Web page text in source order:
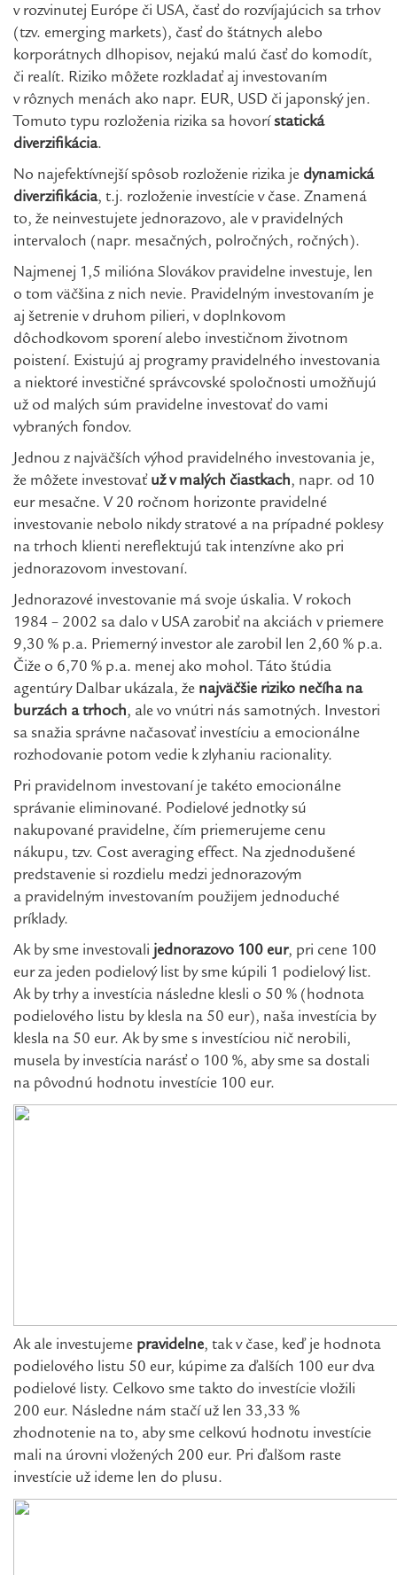
v rozvinutej Európe či USA, časť do rozvíjajúcich sa trhov
(tzv. emerging markets), časť do štátnych alebo
korporátnych dlhopisov, nejakú malú časť do komodít,
či realít. Riziko môžete rozkladať aj investovaním
v rôznych menách ako napr. EUR, USD či japonský jen.
Tomuto typu rozloženia rizika sa hovorí statická
diverzifikácia.
No najefektívnejší spôsob rozloženie rizika je dynamická
diverzifikácia, t.j. rozloženie investície v čase. Znamená
to, že neinvestujete jednorazovo, ale v pravidelných
intervaloch (napr. mesačných, polročných, ročných).
Najmenej 1,5 milióna Slovákov pravidelne investuje, len
o tom väčšina z nich nevie. Pravidelným investovaním je
aj šetrenie v druhom pilieri, v doplnkovom
dôchodkovom sporení alebo investičnom životnom
poistení. Existujú aj programy pravidelného investovania
a niektoré investičné správcovské spoločnosti umožňujú
už od malých súm pravidelne investovať do vami
vybraných fondov.
Jednou z najväčších výhod pravidelného investovania je,
že môžete investovať už v malých čiastkach, napr. od 10
eur mesačne. V 20 ročnom horizonte pravidelné
investovanie nebolo nikdy stratové a na prípadné poklesy
na trhoch klienti nereflektujú tak intenzívne ako pri
jednorazovom investovaní.
Jednorazové investovanie má svoje úskalia. V rokoch
1984 – 2002 sa dalo v USA zarobiť na akciách v priemere
9,30 % p.a. Priemerný investor ale zarobil len 2,60 % p.a.
Čiže o 6,70 % p.a. menej ako mohol. Táto štúdia
agentúry Dalbar ukázala, že najväčšie riziko nečíha na
burzách a trhoch, ale vo vnútri nás samotných. Investori
sa snažia správne načasovať investíciu a emocionálne
rozhodovanie potom vedie k zlyhaniu racionality.
Pri pravidelnom investovaní je takéto emocionálne
správanie eliminované. Podielové jednotky sú
nakupované pravidelne, čím priemerujeme cenu
nákupu, tzv. Cost averaging effect. Na zjednodušené
predstavenie si rozdielu medzi jednorazovým
a pravidelným investovaním použijem jednoduché
príklady.
Ak by sme investovali jednorazovo 100 eur, pri cene 100
eur za jeden podielový list by sme kúpili 1 podielový list.
Ak by trhy a investícia následne klesli o 50 % (hodnota
podielového listu by klesla na 50 eur), naša investícia by
klesla na 50 eur. Ak by sme s investíciou nič nerobili,
musela by investícia narásť o 100 %, aby sme sa dostali
na pôvodnú hodnotu investície 100 eur.
Ak ale investujeme pravidelne, tak v čase, keď je hodnota
podielového listu 50 eur, kúpime za ďalších 100 eur dva
podielové listy. Celkovo sme takto do investície vložili
200 eur. Následne nám stačí už len 33,33 %
zhodnotenie na to, aby sme celkovú hodnotu investície
mali na úrovni vložených 200 eur. Pri ďalšom raste
investície už ideme len do plusu.